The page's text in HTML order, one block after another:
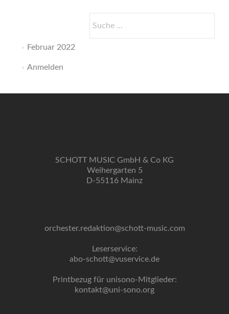
nach:
Februar 2022
Anmelden
SCHOTT MUSIC GmbH & Co KG
Weihergarten 5
D-55116 Mainz
orchester.redaktion@schott-music.com
Leserservice:
abo-schott@vuservice.de
Printbezug für unisono-Mitglieder:
kontakt@uni-sono.org